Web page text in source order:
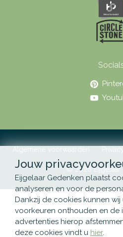
Algemene voorwaarden Privacy
© 2026 Eijgelaar
Jouw
Eijgelaar Gedenken plaatst
analyseren en voor de
Dankzij de cookies kunnen
voorkeuren onthouden en de
advertenties hierop
deze cookies vindt u hier.